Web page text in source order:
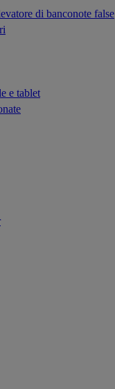
di banconote false
e tablet